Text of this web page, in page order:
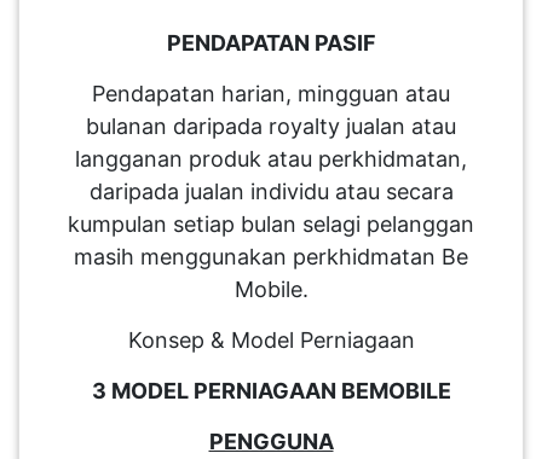
PENDAPATAN PASIF
Pendapatan harian, mingguan atau
bulanan daripada royalty jualan atau
langganan produk atau perkhidmatan,
daripada jualan individu atau secara
kumpulan setiap bulan selagi pelanggan
masih menggunakan perkhidmatan Be
Mobile.
Konsep & Model Perniagaan
3 MODEL PERNIAGAAN BEMOBILE
PENGGUNA